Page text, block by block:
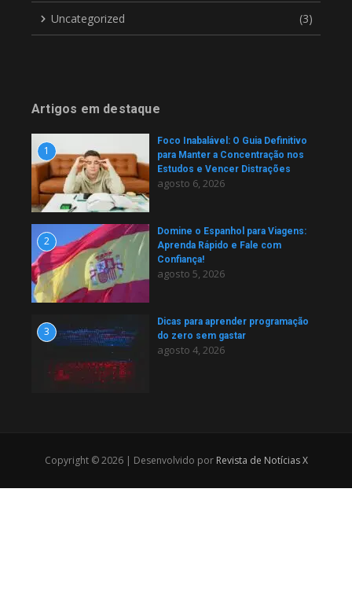
Uncategorized (3)
Artigos em destaque
1
Foco Inabalável: O Guia Definitivo
para Manter a Concentração nos
Estudos e Vencer Distrações
agosto 6, 2026
2
Domine o Espanhol para Viagens:
Aprenda Rápido e Fale com
Confiança!
agosto 5, 2026
3
Dicas para aprender programação
do zero sem gastar
agosto 4, 2026
Copyright © 2026 | Desenvolvido por Revista de Notícias X